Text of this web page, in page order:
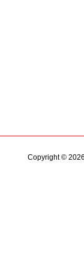
Copyright ©